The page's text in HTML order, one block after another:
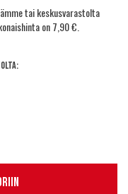
tai keskusvarastolta
on 7,90 €.